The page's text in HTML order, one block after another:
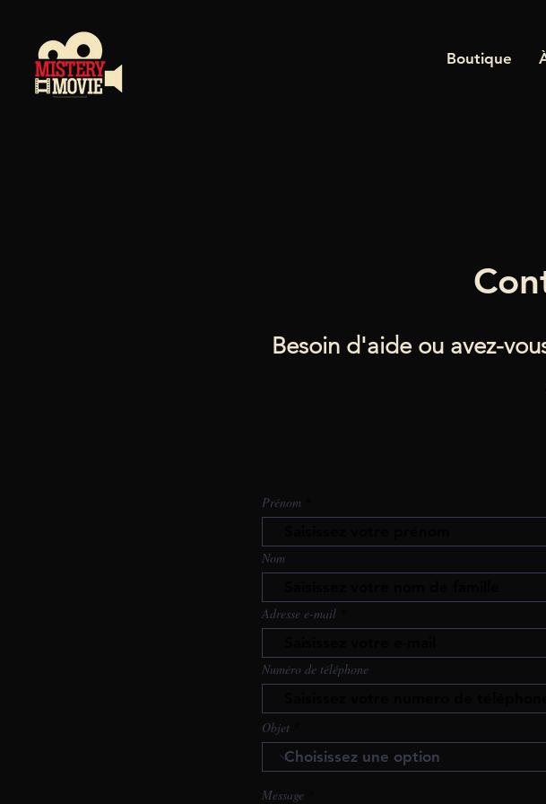
Boutique
Besoin d'aide ou avez-
Prénom
Nom
Adresse e-mail
Numéro de téléphone
Objet
Message